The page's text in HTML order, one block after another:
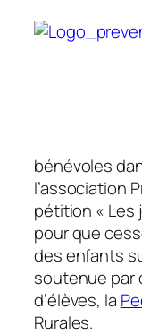
bénévoles
l’association
pétition « Les
pour que
des enfants
soutenue par
d’élèves, la
Rurales.